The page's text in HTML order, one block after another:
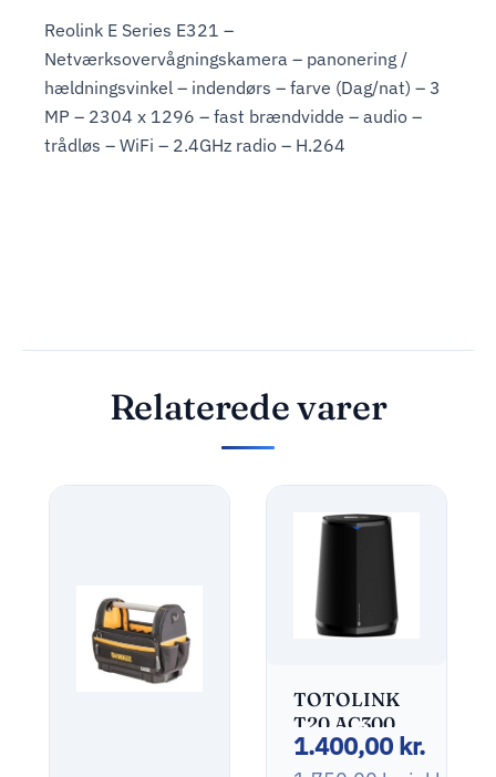
Reolink E Series E321 –
Netværksovervågningskamera – panonering /
hældningsvinkel – indendørs – farve (Dag/nat) – 3
MP – 2304 x 1296 – fast brændvidde – audio –
trådløs – WiFi – 2.4GHz radio – H.264
Relaterede varer
TOTOLINK
T20 AC3000
Home
1.400,00 kr.